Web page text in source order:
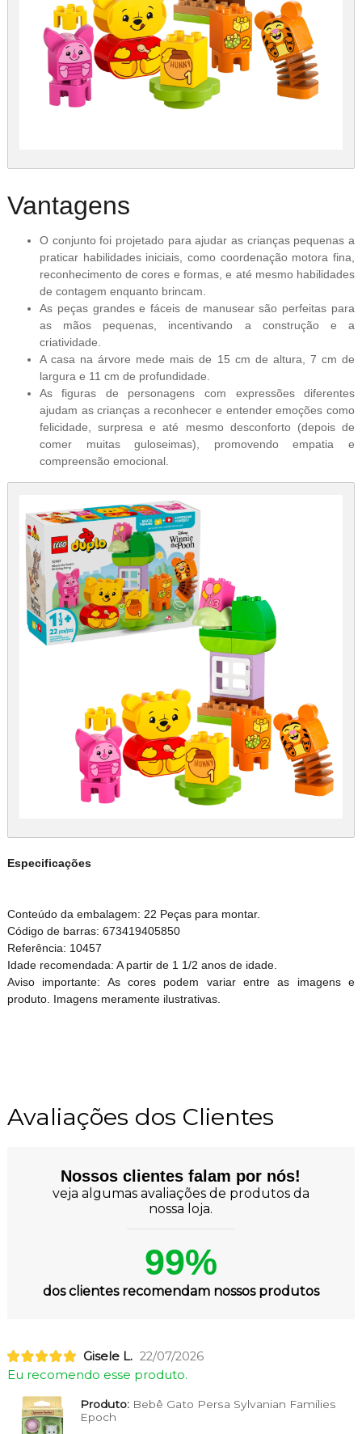
Vantagens
O conjunto foi projetado para ajudar as crianças pequenas a
praticar habilidades iniciais, como coordenação motora fina,
reconhecimento de cores e formas, e até mesmo habilidades
de contagem enquanto brincam.
As peças grandes e fáceis de manusear são perfeitas para
as mãos pequenas, incentivando a construção e a
criatividade.
A casa na árvore mede mais de 15 cm de altura, 7 cm de
largura e 11 cm de profundidade.
As figuras de personagens com expressões diferentes
ajudam as crianças a reconhecer e entender emoções como
felicidade, surpresa e até mesmo desconforto (depois de
comer muitas guloseimas), promovendo empatia e
compreensão emocional.
Especificações
Conteúdo da embalagem: 22 Peças para montar.
Código de barras: 673419405850
Referência: 10457
Idade recomendada: A partir de 1 1/2 anos de idade.
Aviso importante: As cores podem variar entre as imagens e
produto. Imagens meramente ilustrativas.
Avaliações dos Clientes
Nossos clientes falam por nós!
veja algumas avaliações de produtos da
nossa loja.
99%
dos clientes recomendam nossos produtos
Gisele L. 22/07/2026
Eu recomendo esse produto.
Produto:Bebê Gato Persa Sylvanian Families
Epoch